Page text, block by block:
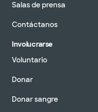
Salas de prensa
Contáctanos
Involucrarse
Voluntario
Donar
Donar sangre